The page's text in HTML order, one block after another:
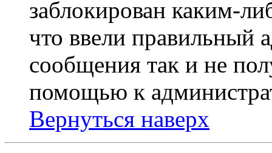
заблокирован каким-
что ввели правильный
сообщения так и не
помощью к
Вернуться наверх